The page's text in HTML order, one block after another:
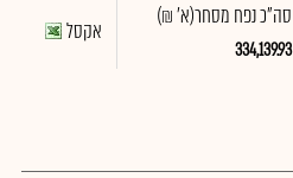
סה"כ נפח מסחר(א' ₪)
334,139.93
אקסל